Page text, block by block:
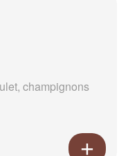
champignons